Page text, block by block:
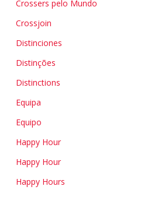
Crossers pelo Mundo
Crossjoin
Distinciones
Distinções
Distinctions
Equipa
Equipo
Happy Hour
Happy Hour
Happy Hours